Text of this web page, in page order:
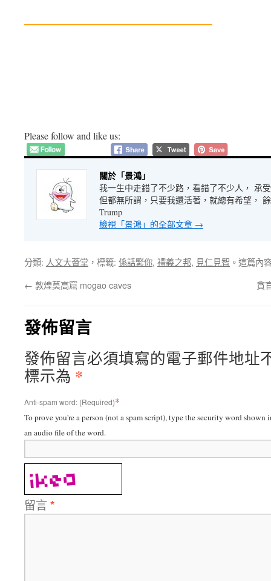
———————————–
Please follow and like us:
關於「景鴻」
我一生中走錯了不少路，看錯了不少人， 承
但都無所謂，只要我還活著，就總有希望，
Trump
檢視「景鴻」的全部文章 →
分類: 人文大薈堂 ，標籤: 係話緊你, 禮義之邦, 見仁見智 。這篇內
← 敦煌莫高窟 mogao caves 貪
發佈留言
發佈留言必須填寫的電子郵件地址
標示為 *
Anti-spam word: (Required)*
To prove you're a person (not a spam script), type the security word
an audio file of the word.
留言 *